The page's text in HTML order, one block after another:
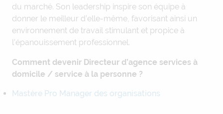
du marché. Son leadership inspire son équipe à
donner le meilleur d’elle-même, favorisant ainsi un
environnement de travail stimulant et propice à
l’épanouissement professionnel.
Comment devenir Directeur d’agence services à
domicile / service à la personne ?
Mastère Pro Manager des organisations